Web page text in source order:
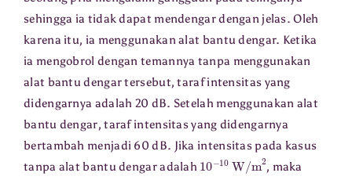
sehingga ia tidak dapat mendengar dengan jelas. Oleh
karena itu, ia menggunakan alat bantu dengar. Ketika
ia mengobrol dengan temannya tanpa menggunakan
alat bantu dengar tersebut, taraf intensitas yang
didengarnya adalah 20 dB. Setelah menggunakan alat
bantu dengar, taraf intensitas yang didengarnya
bertambah menjadi 60 dB. Jika intensitas pada kasus
tanpa alat bantu dengar adalah 10 −10 W/m, maka